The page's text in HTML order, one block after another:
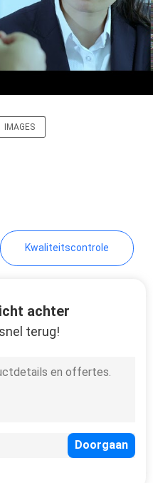
IMAGES
Kwaliteitscontrole
achter
terug!